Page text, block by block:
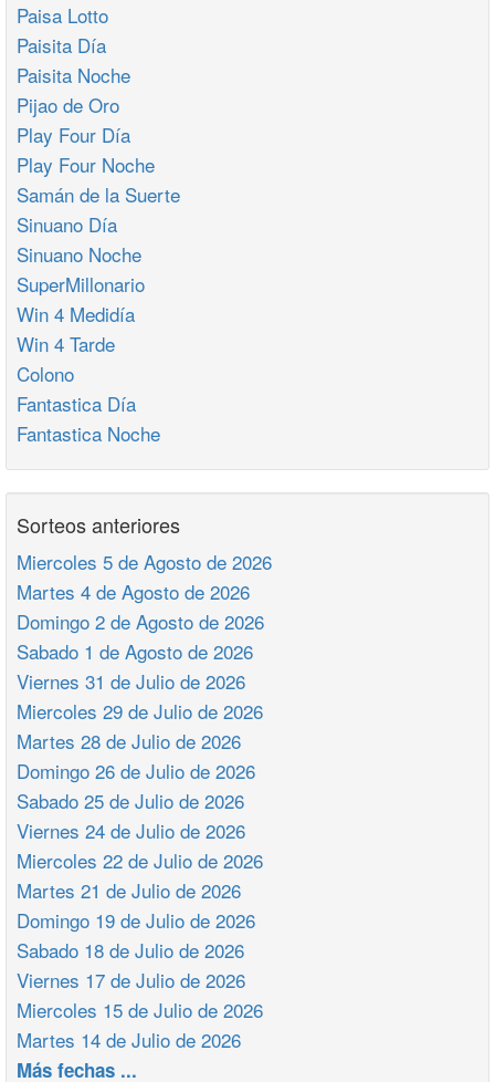
Paisa Lotto
Paisita Día
Paisita Noche
Pijao de Oro
Play Four Día
Play Four Noche
Samán de la Suerte
Sinuano Día
Sinuano Noche
SuperMillonario
Win 4 Medidía
Win 4 Tarde
Colono
Fantastica Día
Fantastica Noche
Sorteos anteriores
Miercoles 5 de Agosto de 2026
Martes 4 de Agosto de 2026
Domingo 2 de Agosto de 2026
Sabado 1 de Agosto de 2026
Viernes 31 de Julio de 2026
Miercoles 29 de Julio de 2026
Martes 28 de Julio de 2026
Domingo 26 de Julio de 2026
Sabado 25 de Julio de 2026
Viernes 24 de Julio de 2026
Miercoles 22 de Julio de 2026
Martes 21 de Julio de 2026
Domingo 19 de Julio de 2026
Sabado 18 de Julio de 2026
Viernes 17 de Julio de 2026
Miercoles 15 de Julio de 2026
Martes 14 de Julio de 2026
Más fechas ...